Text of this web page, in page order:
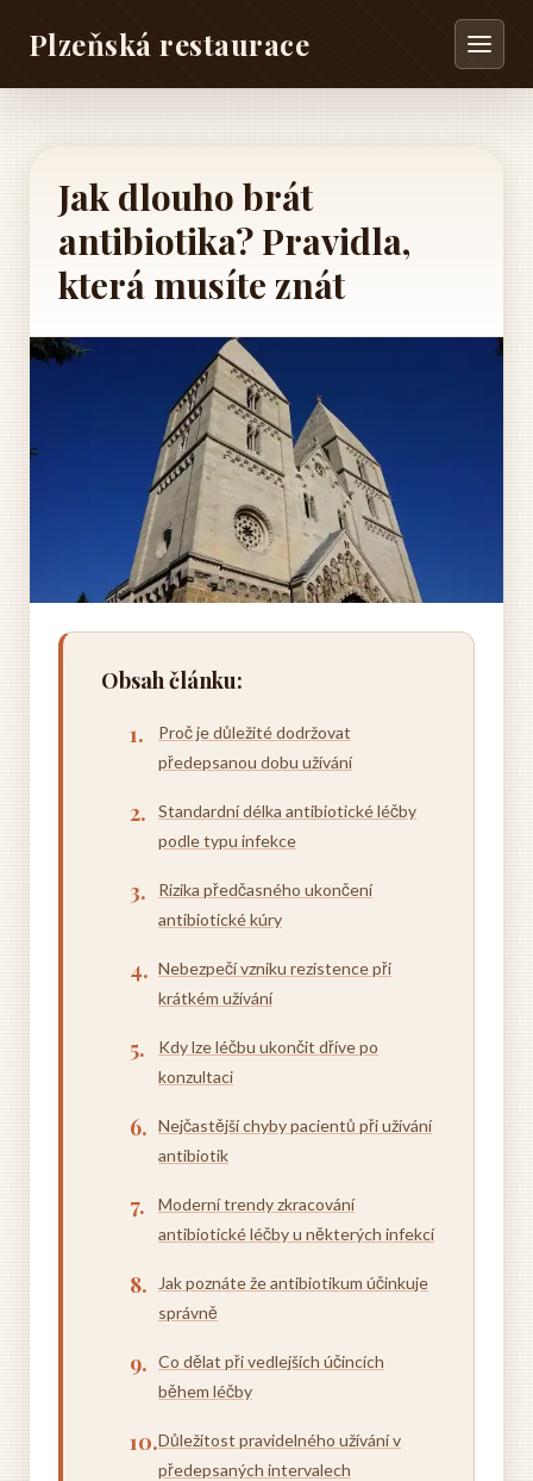
Plzeňská restaurace
Jak dlouho brát
antibiotika? Pravidla,
která musíte znát
Obsah článku:
Proč je důležité dodržovat
předepsanou dobu užívání
Standardní délka antibiotické léčby
podle typu infekce
Rizika předčasného ukončení
antibiotické kúry
Nebezpečí vzniku rezistence při
krátkém užívání
Kdy lze léčbu ukončit dříve po
konzultaci
Nejčastější chyby pacientů při užívání
antibiotik
Moderní trendy zkracování
antibiotické léčby u některých infekcí
Jak poznáte že antibiotikum účinkuje
správně
Co dělat při vedlejších účincích
během léčby
Důležitost pravidelného užívání v
předepsaných intervalech